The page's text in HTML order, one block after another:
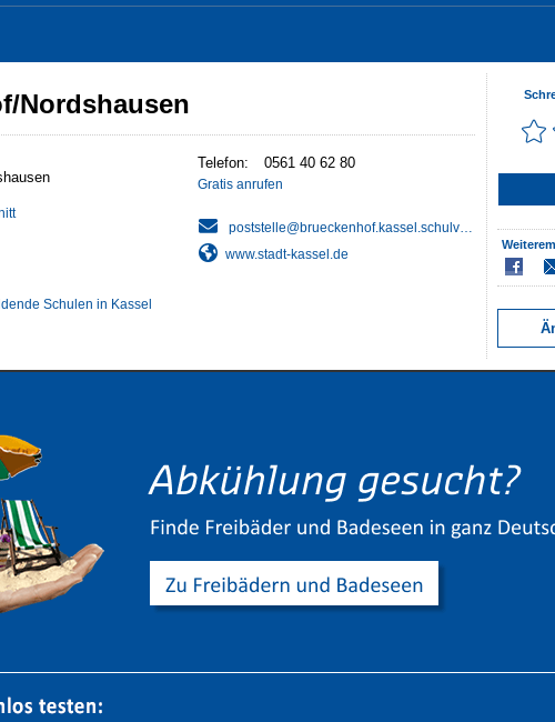
Nordshausen
Telefon:
Gratis anrufen
www.stadt-kassel.de
Schulen in Kassel